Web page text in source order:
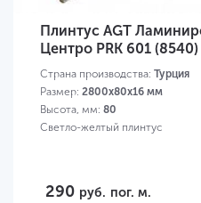
Плинтус AGT
Центро PRK 601 (8540)
Страна производства: Турция
Размер: 2800х80х16 мм
Высота, мм: 80
Светло-желтый плинтус
290 руб. пог. м.